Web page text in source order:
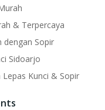
& Terpercaya
dengan Sopir
Sidoarjo
Kunci & Sopir